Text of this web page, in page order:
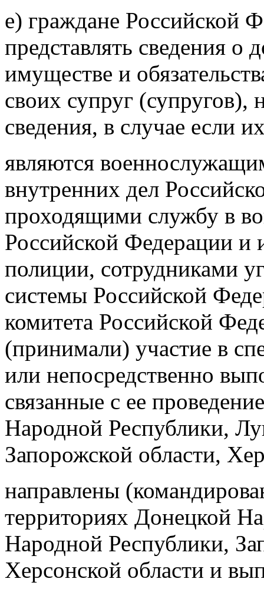
е) граждане Российской
представлять сведения о
имуществе и
своих супруг (супругов),
сведения, в случае если
являются
внутренних дел
проходящими службу в
Российской Федерации
полиции, сотрудниками
системы Российской
комитета Российской
(принимали) участие в
или непосредственно
связанные с ее
Народной Республики,
Запорожской области,
направлены
территориях Донецкой
Народной Республики,
Херсонской области и